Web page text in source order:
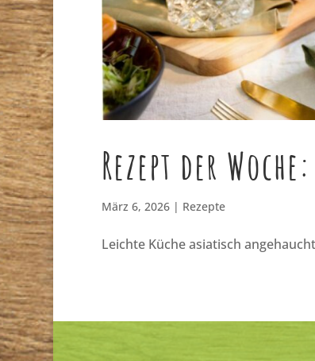
Rezept der
März 6, 2026| Rezepte
Leichte Küche asiatisch angehaucht